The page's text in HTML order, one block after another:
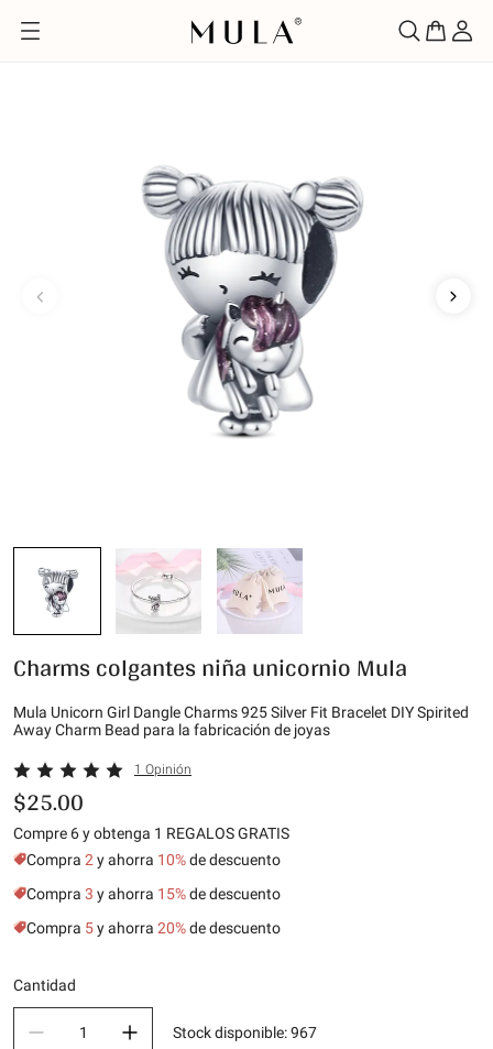
Charms colgantes niña unicornio Mula
Mula Unicorn Girl Dangle Charms 925 Silver Fit Bracelet DIY Spirited
Away Charm Bead para la fabricación de joyas
1 Opinión
$25.00
Compre 6 y obtenga 1 REGALOS GRATIS
Compra 2 y ahorra 10%de descuento
Compra 3 y ahorra 15%de descuento
Compra 5y ahorra 20%de descuento
Cantidad
Stock disponible:967